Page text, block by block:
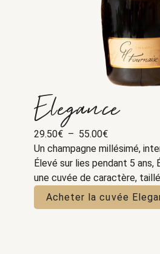
Elegance
29.50€ – 55.00€Plage
de
prix :
29.50€
55.00€
Un champagne millésimé,
Élevé sur lies pendant 5 ans,
une cuvée de caractère,
Acheter la cuvée